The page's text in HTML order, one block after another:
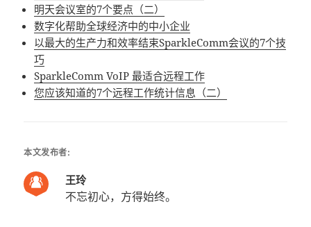
明天会议室的7个要点（二）
数字化帮助全球经济中的中小企业
以最大的生产力和效率结束SparkleComm会议的7个技
巧
SparkleComm VoIP 最适合远程工作
您应该知道的7个远程工作统计信息（二）
本文发布者:
王玲
不忘初心，方得始终。